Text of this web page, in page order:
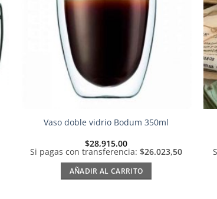
Vaso doble vidrio Bodum 350ml
$28,915.00
Si pagas con transferencia: $26.023,50
AÑADIR AL CARRITO